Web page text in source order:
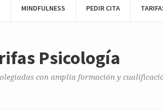
MINDFULNESS PEDIR CITA
Psicología
con amplia formación y